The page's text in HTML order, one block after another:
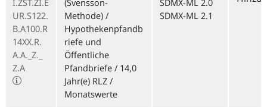
I.ZST.ZI.E
UR.S122.
B.A100.R
14XX.R.
A.A._Z._
Z.A
(Svensson-
Methode) /
Hypothekenpfandb
riefe und
Öffentliche
Pfandbriefe / 14,0
Jahr(e) RLZ /
Monatswerte
SDMX-ML 2.0
SDMX-ML 2.1